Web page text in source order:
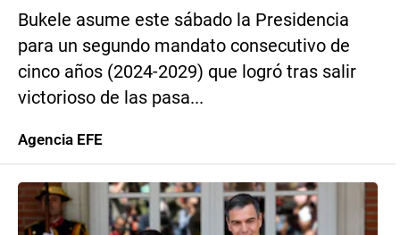
Bukele asume este sábado la Presidencia
para un segundo mandato consecutivo de
cinco años (2024-2029) que logró tras salir
victorioso de las pasa...
Agencia EFE